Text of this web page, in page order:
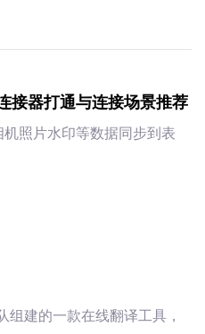
接器打通与连接场景推荐
照片水印等数据同步到表
组建的一款在线翻译工具，